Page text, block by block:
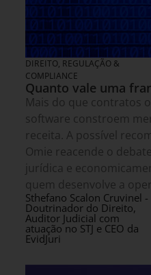
DIREITO, REGULAÇÃO &
COMPLIANCE
Quanto vale uma
Mais do que contratos
software constroem
receita. A possível
Omie reacende o
jurídica e
quem desenvolve a
Sthefano Scalon Cruvinel -
Doutrinador do Direito,
Auditor Judicial com
atuação no STJ e CEO da
EvidJuri